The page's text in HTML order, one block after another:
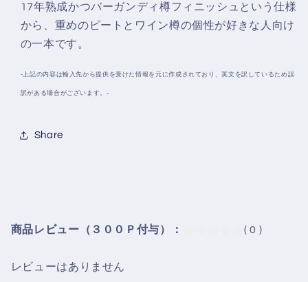
17年熟成かつバーガンディ樽フィニッシュという仕様
から、重めのピートとワイン樽の個性が好きな人向け
の一本です。
-上記の内容は輸入先から提供を受けた情報を元に作成されており、英文を訳しているため誤
訳がある場合がございます。-
Share
商品レビュー（３００Ｐ付与）： ( 0 )
レビューはありません